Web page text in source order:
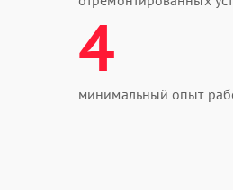
4
минимальный опыт